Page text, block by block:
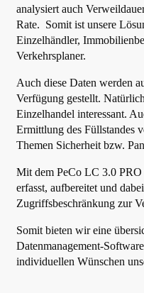
analysiert auch
Rate. Somit ist unsere
Einzelhändler,
Verkehrsplaner.
Auch diese Daten werden
Verfügung gestellt.
Einzelhandel interessant.
Ermittlung des Füllstandes
Themen Sicherheit bzw.
Mit dem PeCo LC 3.0 PRO
erfasst, aufbereitet und
Zugriffsbeschränkung zur
Somit bieten wir eine
Datenmanagement-
individuellen Wünschen